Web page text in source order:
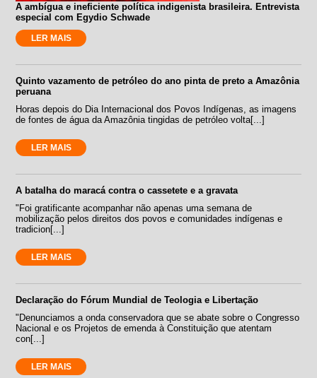
A ambígua e ineficiente política indigenista brasileira. Entrevista
especial com Egydio Schwade
LER MAIS
Quinto vazamento de petróleo do ano pinta de preto a Amazônia
peruana
Horas depois do Dia Internacional dos Povos Indígenas, as imagens
de fontes de água da Amazônia tingidas de petróleo volta[...]
LER MAIS
A batalha do maracá contra o cassetete e a gravata
"Foi gratificante acompanhar não apenas uma semana de
mobilização pelos direitos dos povos e comunidades indígenas e
tradicion[...]
LER MAIS
Declaração do Fórum Mundial de Teologia e Libertação
"Denunciamos a onda conservadora que se abate sobre o Congresso
Nacional e os Projetos de emenda à Constituição que atentam
con[...]
LER MAIS